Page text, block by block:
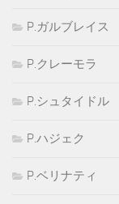
P.ガルブレイス
P.クレーモラ
P.シュタイドル
P.ハジェク
P.ベリナティ